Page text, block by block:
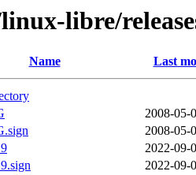
libre/
Name Last
2008-05-
2008-05-
2022-09-
2022-09-